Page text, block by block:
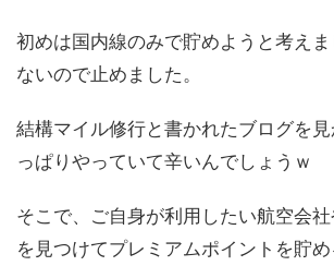
初めは国内線のみで貯めようと考えま
ないので止めました。
結構マイル修行と書かれたブログを
っぱりやっていて辛いんでしょうｗ
そこで、ご自身が利用したい航空会
を見つけてプレミアムポイントを貯